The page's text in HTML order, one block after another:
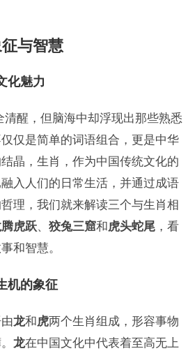
与智慧
化魅力
清醒，但脑海中却浮现出那些熟悉
仅是简单的词语组合，更是中华
晶，生肖，作为中国传统文化的
入人们的日常生活，并通过成语
理，我们就来解读三个与生肖相
虎跃、 狡兔三窟和虎头蛇尾，看
和智慧。
机的象征
龙和虎两个生肖组成，形容事物
龙在中国文化中代表着至高无上